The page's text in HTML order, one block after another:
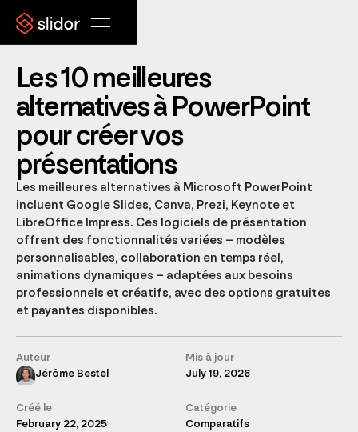
Les 10 meilleures
alternatives à PowerPoint
pour créer vos
présentations
Les meilleures alternatives à Microsoft PowerPoint
incluent Google Slides, Canva, Prezi, Keynote et
LibreOffice Impress. Ces logiciels de présentation
offrent des fonctionnalités variées – modèles
personnalisables, collaboration en temps réel,
animations dynamiques – adaptées aux besoins
professionnels et créatifs, avec des options gratuites
et payantes disponibles.
Auteur
Jérôme Bestel
Mis à jour
July 19, 2026
Créé le
February 22, 2025
Catégorie
Comparatifs